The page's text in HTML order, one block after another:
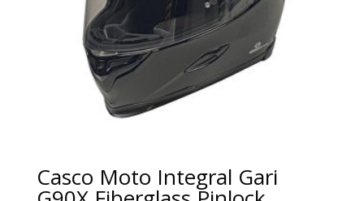
Casco Moto Integral Gari